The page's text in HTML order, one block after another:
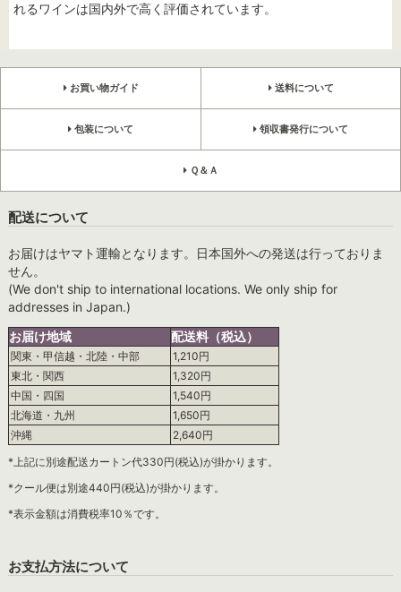
れるワインは国内外で高く評価されています。
お買い物ガイド 送料について
包装について 領収書発行について
Ｑ＆Ａ
配送について
お届けはヤマト運輸となります。日本国外への発送は行っておりま
せん。
(We don't ship to international locations. We only ship for
addresses in Japan.)
お届け地域
配送料（税込）
関東・甲信越・北陸・中部
1,210円
東北・関西
1,320円
中国・四国
1,540円
北海道・九州
1,650円
沖縄
2,640円
*上記に別途配送カートン代330円(税込)が掛かります。
*クール便は別途440円(税込)が掛かります。
*表示金額は消費税率10％です。
お支払方法について